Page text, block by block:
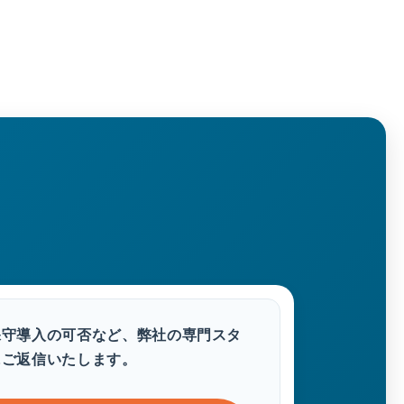
導入の可否など、弊社の専門スタ
返信いたします。